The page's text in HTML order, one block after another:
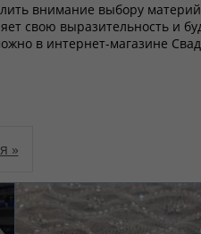
внимание выбору
свою выразительность и
в интернет-магазине
»